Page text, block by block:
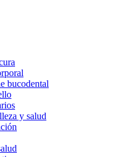
bucodental
y salud